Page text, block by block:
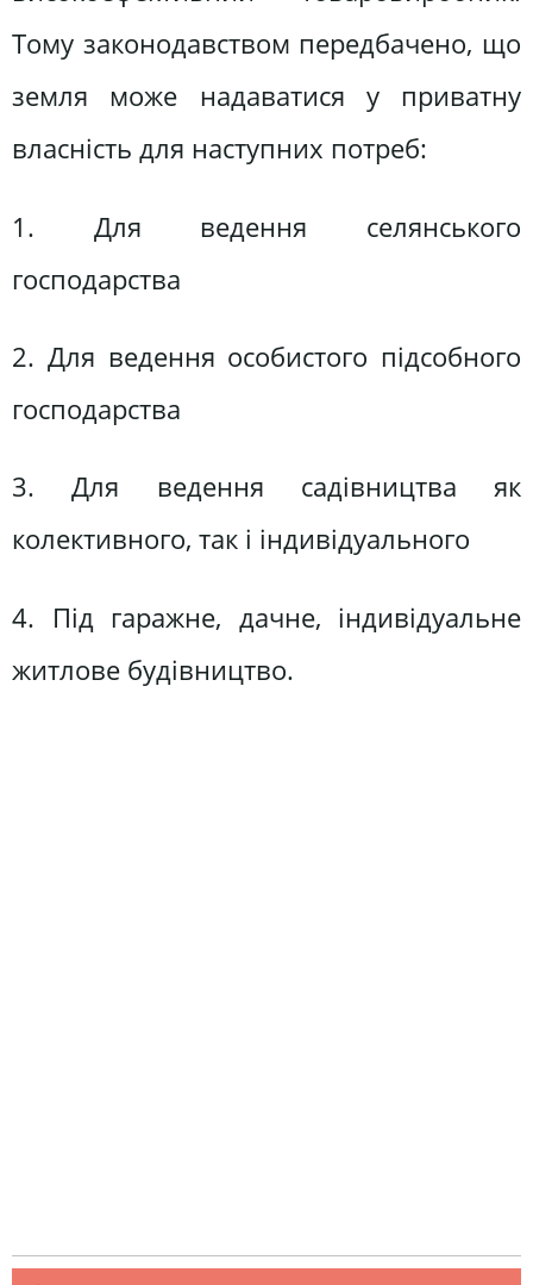
Тому законодавством передбачено, що
земля може надаватися у приватну
власність для наступних потреб:
1. Для ведення селянського
господарства
2. Для ведення особистого підсобного
господарства
3. Для ведення садівництва як
колективного, так і індивідуального
4. Під гаражне, дачне, індивідуальне
житлове будівництво.